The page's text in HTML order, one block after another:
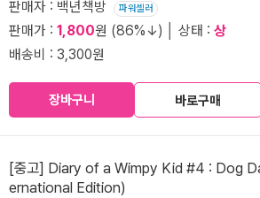
판매자 : 백년책방 파워셀러
판매가 : 1,800원 (86%↓) │ 상태 : 상
배송비 : 3,300원
장바구니 바로구매
[중고] Diary of a Wimpy Kid #4 : Dog
ernational Edition)